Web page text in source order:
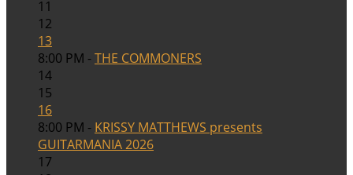
11
12
13
8:00 PM -THE COMMONERS
14
15
16
8:00 PM - KRISSY MATTHEWS presents
GUITARMANIA 2026
17